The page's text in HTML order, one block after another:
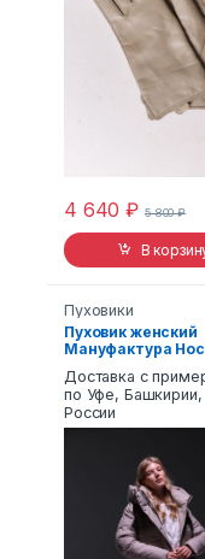
4 640₽ 5 800₽
В
Пуховики
Пуховик женский
Мануфактура
Доставка с
по Уфе, Башкирии,
России